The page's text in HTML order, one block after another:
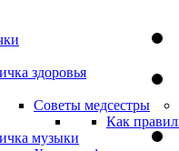
здоровья
Советы медсестры
Как
музыки